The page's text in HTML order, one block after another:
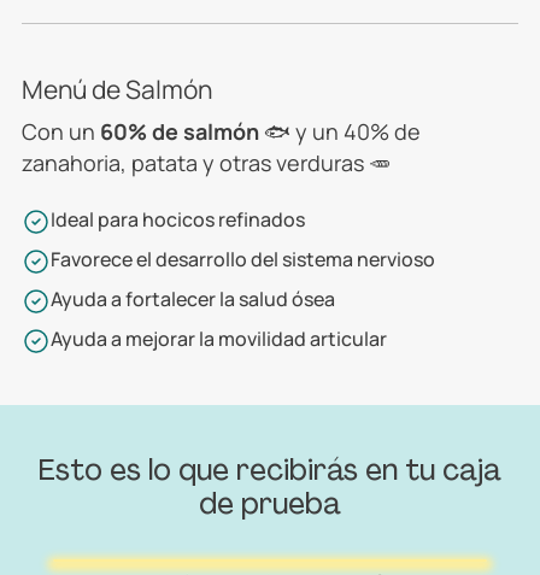
Menú de Salmón
Con un 60% de salmón🐟 y un 40% de
zanahoria, patata y otras verduras 🥕
Ideal para hocicos refinados
Favorece el desarrollo del sistema nervioso
Ayuda a fortalecer la salud ósea
Ayuda a mejorar la movilidad articular
Esto es lo que recibirás en tu caja
de prueba